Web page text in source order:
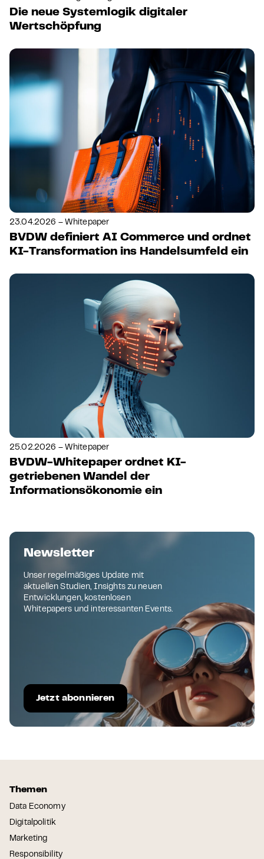
Die neue Systemlogik digitaler
Wertschöpfung
23.04.2026 – Whitepaper
BVDW definiert AI Commerce und ordnet
KI-Transformation ins Handelsumfeld ein
25.02.2026 – Whitepaper
BVDW-Whitepaper ordnet KI-
getriebenen Wandel der
Informationsökonomie ein
Newsletter
Unser regelmäßiges Update mit
aktuellen Studien, Insights zu neuen
Entwicklungen, kostenlosen
Whitepapers und interessanten Events.
Jetzt abonnieren
Themen
Data Economy
Digitalpolitik
Marketing
Responsibility